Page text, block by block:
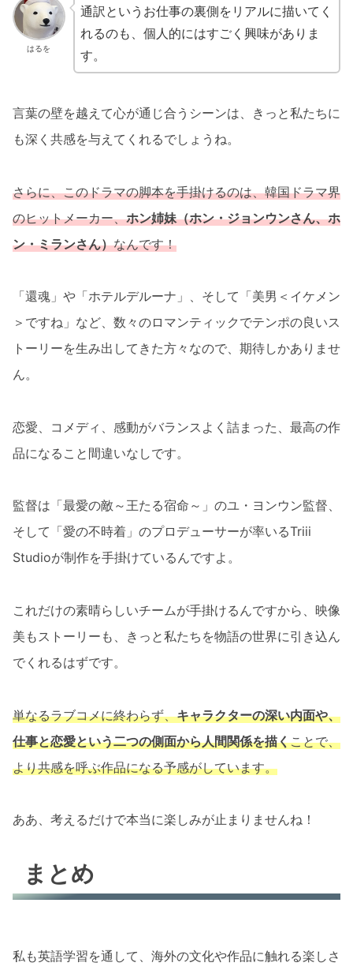
はるを
通訳というお仕事の裏側をリアルに描いてく
れるのも、個人的にはすごく興味がありま
す。
言葉の壁を越えて心が通じ合うシーンは、きっと私たちに
も深く共感を与えてくれるでしょうね。
さらに、このドラマの脚本を手掛けるのは、韓国ドラマ界
のヒットメーカー、ホン姉妹（ホン・ジョンウンさん、ホ
ン・ミランさん）なんです！
「還魂」や「ホテルデルーナ」、そして「美男＜イケメン
＞ですね」など、数々のロマンティックでテンポの良いス
トーリーを生み出してきた方々なので、期待しかありませ
ん。
恋愛、コメディ、感動がバランスよく詰まった、最高の作
品になること間違いなしです。
監督は「最愛の敵～王たる宿命～」のユ・ヨンウン監督、
そして「愛の不時着」のプロデューサーが率いるTriii
Studioが制作を手掛けているんですよ。
これだけの素晴らしいチームが手掛けるんですから、映像
美もストーリーも、きっと私たちを物語の世界に引き込ん
でくれるはずです。
単なるラブコメに終わらず、キャラクターの深い内面や、
仕事と恋愛という二つの側面から人間関係を描くことで、
より共感を呼ぶ作品になる予感がしています。
ああ、考えるだけで本当に楽しみが止まりませんね！
まとめ
私も英語学習を通して、海外の文化や作品に触れる楽しさ